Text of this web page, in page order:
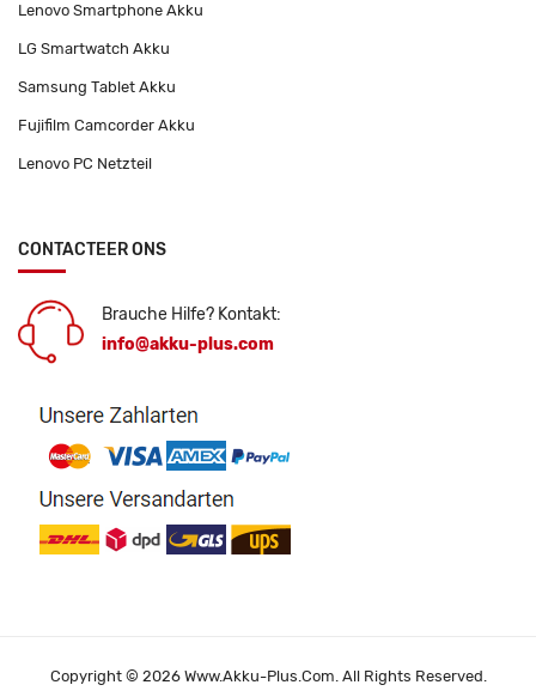
Lenovo Smartphone Akku
LG Smartwatch Akku
Samsung Tablet Akku
Fujifilm Camcorder Akku
Lenovo PC Netzteil
CONTACTEER ONS
Brauche Hilfe? Kontakt:
info@akku-plus.com
Copyright © 2026 Www.akku-Plus.com. All Rights Reserved.